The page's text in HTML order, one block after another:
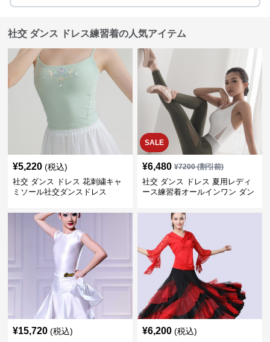
社交 ダンス ドレス練習着の人気アイテム
¥5,220 (税込)
社交 ダンス ドレス 花刺繍キャ
ミソール社交ダンスドレス
SALE
¥6,480 ¥7200(割引前)
社交 ダンス ドレス 夏用レディ
ース練習着オールインワン ダン
¥15,720 (税込) ¥6,200 (税込)